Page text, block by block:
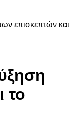
επισκεπτών και
το